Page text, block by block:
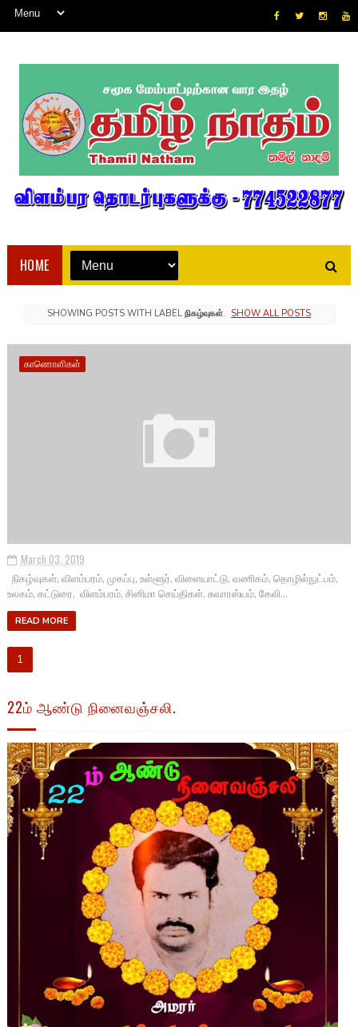
HOME
SHOWING POSTS WITH LABEL நிகழ்வுகள். SHOW ALL POSTS
காணொளிகள்
March 03, 2019
நிகழ்வுகள், விளம்பரம், முகப்பு, உள்ளூர், விளையாட்டு, வணிகம், தொழில்நுட்பம்,
உலகம், கட்டுரை, விளம்பரம், சினிமா செய்திகள், சுவாரஸ்யம், கேலி...
READ MORE
1
22ம் ஆண்டு நினைவஞ்சலி.